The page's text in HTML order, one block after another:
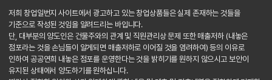
저희 창업일번지 사이트에서 광고하고 있는 창업상품들은 실제 존재하는 것들을
기준으로 작성된 것임을 알려드리는 바입니다.
단, 대부분의 양도인은 건물주와의 관계 및 직원관리상 문제 또한 매출저하 (내놓은
점포라는 것을 손님들이 알게되면 매출저하로 이어질 것을 염려하여) 등의 이유로
인하여 공공연희 내놓은 점포를 운영한다는 것을 밝히기를 원하지 않으시고 보안이
유지된 상태에서 양도하기를 원하십니다.